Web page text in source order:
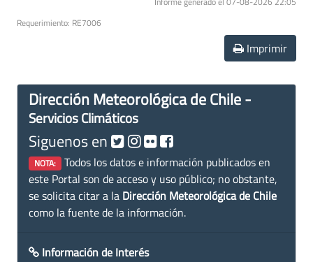
Requerimiento: RE7006
Imprimir
Dirección Meteorológica de Chile -
Servicios Climáticos
Siguenos en
NOTA: Todos los datos e información publicados en
este Portal son de acceso y uso público; no obstante,
se solicita citar a la Dirección Meteorológica de Chile
como la fuente de la información.
Información de Interés